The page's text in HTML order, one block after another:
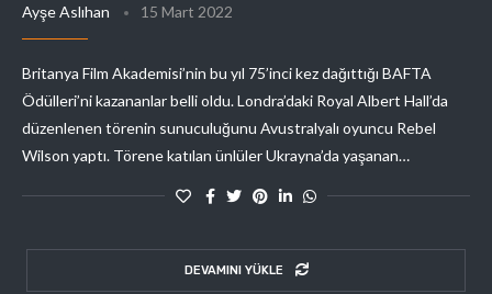
Ayşe Aslıhan 15 Mart 2022
Britanya Film Akademisi’nin bu yıl 75’inci kez dağıttığı BAFTA
Ödülleri’ni kazananlar belli oldu. Londra’daki Royal Albert Hall’da
düzenlenen törenin sunuculuğunu Avustralyalı oyuncu Rebel
Wilson yaptı. Törene katılan ünlüler Ukrayna’da yaşanan…
DEVAMINI YÜKLE